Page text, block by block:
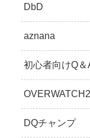
DbD
aznana
初心者向けQ＆
OVERWATCH2
DQチャンプ